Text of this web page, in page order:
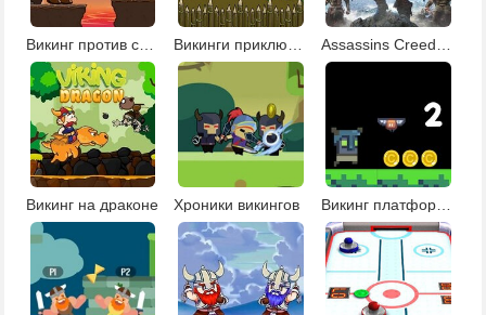
Викинг против скелетов
Викинг на драконе Хроники викингов Викинг платформер